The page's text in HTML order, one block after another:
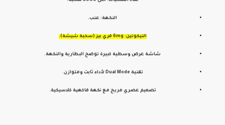
النكهة: عنب.
النيكوتين: 6mg فري بيز (سحبة شيشة).
شاشة عرض وسطية كبيرة توضح البطارية والنكهة.
تقنية Dual Mode لأداء ثابت ومتوازن.
تصميم عصري مريح مع نكهة فاكهية كلاسيكية.